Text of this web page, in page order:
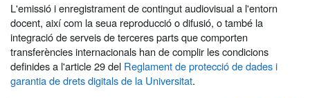
L'emissió i enregistrament de contingut audiovisual a l'entorn
docent, així com la seua reproducció o difusió, o també la
integració de serveis de terceres parts que comporten
transferències internacionals han de complir les condicions
definides a l'article 29 del Reglament de protecció de dades i
garantia de drets digitals de la Universitat.